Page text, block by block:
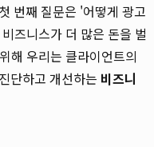
번째 질문은 '어떻게 광고
즈니스가 더 많은 돈을 벌
해 우리는 클라이언트의
단하고 개선하는 비즈니